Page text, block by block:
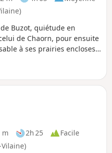
Buzot, quiétude en
de Chaorn, pour ensuite
à ses prairies encloses
m 2h 25
Facile